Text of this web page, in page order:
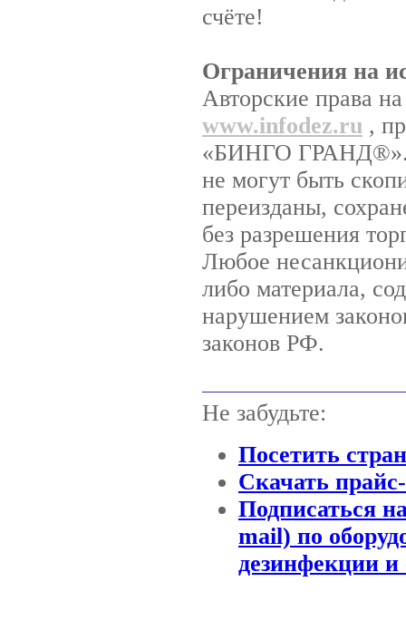
счёте!
Ограничения на
Авторские права
www.infodez.ru ,
«БИНГО ГРАНД®».
не могут быть
переизданы,
без разрешения
Любое
либо материала,
нарушением
законов РФ.
Не забудьте:
Посетить
Скачать
Подписаться
mail) по
дезинфекции и